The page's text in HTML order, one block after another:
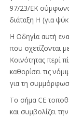
97/23/ΕΚ σύμφωνα
διάταξη Η (για
Η Οδηγία αυτή
που σχετίζονται
Κοινότητας περί
καθορίσει τις
για τη
Το σήμα CE
και συμβολίζει